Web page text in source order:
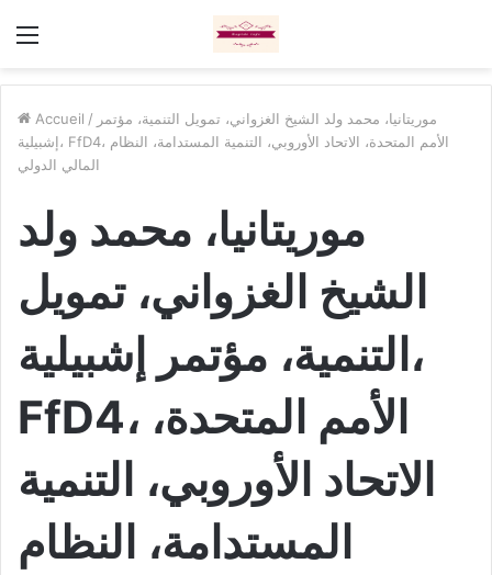
Menu
Accueil / موريتانيا، محمد ولد الشيخ الغزواني، تمويل التنمية، مؤتمر
إشبيلية، FfD4، الأمم المتحدة، الاتحاد الأوروبي، التنمية المستدامة، النظام
المالي الدولي
موريتانيا، محمد ولد
الشيخ الغزواني، تمويل
التنمية، مؤتمر إشبيلية،
FfD4، الأمم المتحدة،
الاتحاد الأوروبي، التنمية
المستدامة، النظام